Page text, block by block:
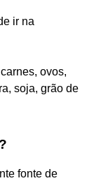
ir na
ovos,
soja, grão de
fonte de